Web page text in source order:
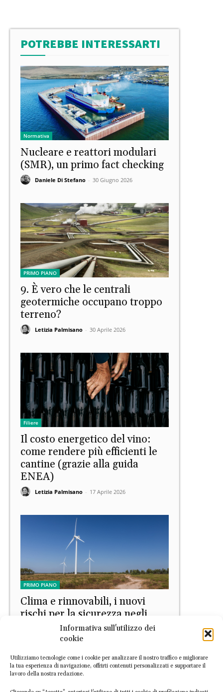
Informativa sull'utilizzo dei
cookie
Utilizziamo tecnologie come i cookie per analizzare il nostro traffico e migliorare
la tua esperienza di navigazione, offrirti contenuti personalizzati e supportare il
lavoro della nostra redazione.
POTREBBE INTERESSARTI
Normativa
Nucleare e reattori modulari
(SMR), un primo fact checking
Daniele Di Stefano - 30 Giugno 2026
PRIMO PIANO
9. È vero che le centrali
geotermiche occupano troppo
terreno?
Letizia Palmisano - 30 Aprile 2026
Filiere
Il costo energetico del vino:
come rendere più efficienti le
cantine (grazie alla guida
ENEA)
Letizia Palmisano - 17 Aprile 2026
PRIMO PIANO
Clima e rinnovabili, i nuovi
rischi per la sicurezza negli
studi del JRC
Andrea Turco - 17 Aprile 2026